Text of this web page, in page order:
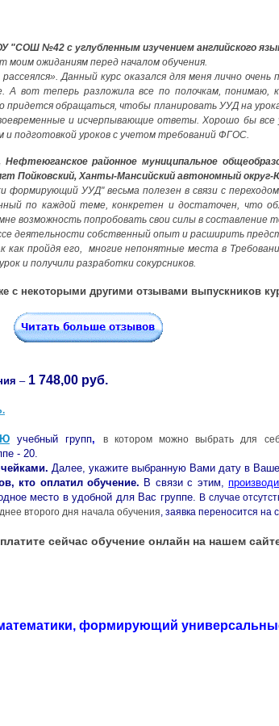
"СОШ №42 с углубленным изучением английского
ожиданиям перед началом обучения.
Данный курс оказался для меня лично
А вот теперь разложила все по полочкам, понимаю,
придется обращаться, чтобы планировать УУД на
и исчерпывающие ответы. Хорошо бы
и подготовкой уроков с учетом требований ФГОС.
районное муниципальное
Пойковский, Ханты-Мансийский автономный округ-
формирующий УУД" весьма полезен в связи с
по каждой теме, конкретен и достаточен, что
возможность попробовать свои силы в составление
деятельности собственный опыт и расширить
пройдя его, многие непонятные места в
и получили разработки сокурсников.
с некоторыми другими отзывами выпускников
– 1 748,00 руб.
.
учебный групп, в котором можно выбрать для
- 20.
Далее, укажите выбранную Вами дату в
кто оплатил обучение. В связи с этим,
место в удобной для Вас группе. В случае
второго дня начала обучения, заявка переносится на
сейчас обучение онлайн на нашем
формирующий